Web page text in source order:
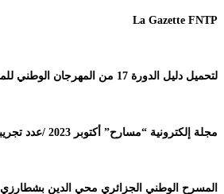
La Gazette FNTP
لتحميل دليل الدورة 17 من المهرجان الوطني للمسرح المحترف
مجلة إلكترونية “مسارح” أكتوبر 2023 /عدد تجريبي
المسرح الوطني الجزائري محي الدين بشطارزي